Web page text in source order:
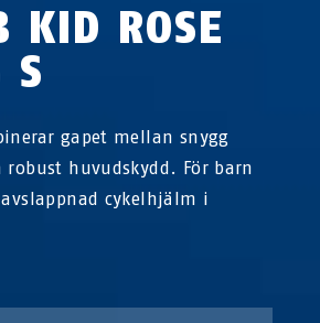
KID ROSE
S
gapet mellan snygg
robust huvudskydd. För barn
cykelhjälm i